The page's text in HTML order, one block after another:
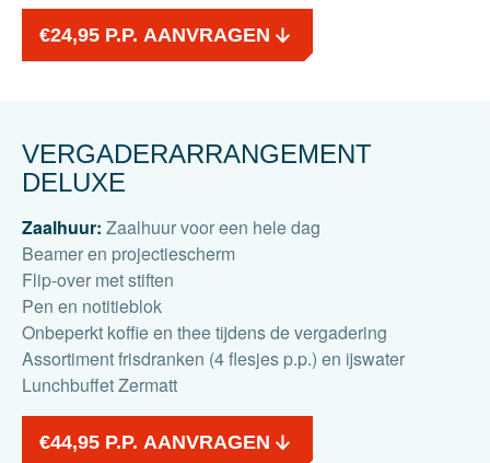
€24,95 P.P. AANVRAGEN
VERGADERARRANGEMENT
DELUXE
Zaalhuur: Zaalhuur voor een hele dag
Beamer en projectiescherm
Flip-over met stiften
Pen en notitieblok
Onbeperkt koffie en thee tijdens de vergadering
Assortiment frisdranken (4 flesjes p.p.) en ijswater
Lunchbuffet Zermatt
€44,95 P.P. AANVRAGEN